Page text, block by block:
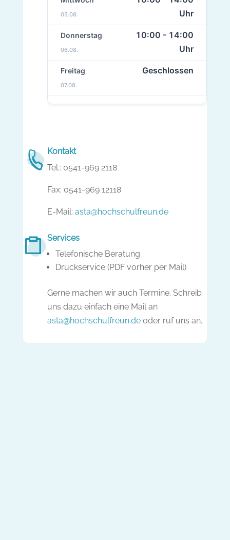
05.08.
Uhr
Donnerstag
06.08.
10:00 - 14:00
Uhr
Freitag
07.08.
Geschlossen
Kontakt
Tel.: 0541-969 2118
Fax: 0541-969 12118
E-Mail: asta@hochschulfreun.de
Services
Telefonische Beratung
Druckservice (PDF vorher per Mail)
Gerne machen wir auch Termine. Schreib
uns dazu einfach eine Mail an
asta@hochschulfreun.deoder ruf uns an.